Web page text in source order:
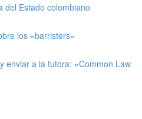
del Estado colombiano
los «barristers»
enviar a la tutora: «Common Law